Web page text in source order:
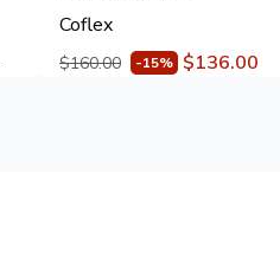
Coflex
$160.00 -15% $136.00